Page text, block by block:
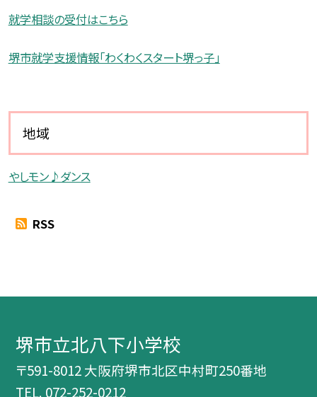
就学相談の受付はこちら
堺市就学支援情報「わくわくスタート堺っ子」
地域
やしモン♪ダンス
RSS
堺市立北八下小学校
〒591-8012 大阪府堺市北区中村町250番地
TEL. 072-252-0212